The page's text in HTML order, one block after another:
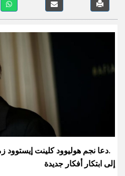
.دعا نجم هوليوود كلينت إيستوود
إلى ابتكار أفكار جديدة